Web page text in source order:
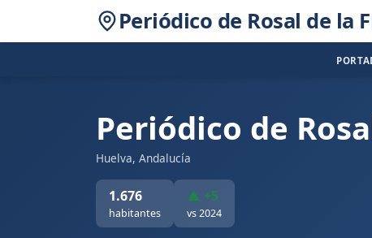
Periódico de Rosal de la
Periódico de
Huelva, Andalucía
1.676
habitantes
▲ +5
vs 2024